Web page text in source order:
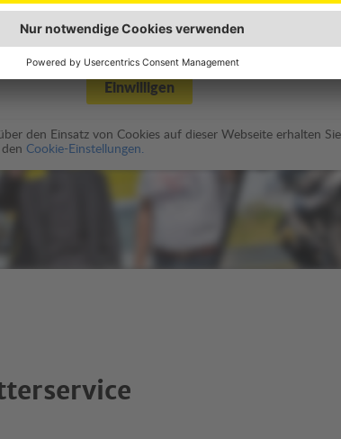
benötigen wir Ihre Einwilligung.
eine moderne HTML5 Video Player Lösung namens
von JW Player).
Einwilligen
den Einsatz von Cookies auf dieser Webseite erhalten
Cookie-Einstellungen.